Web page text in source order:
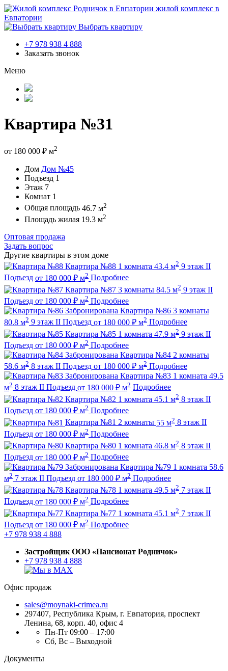
жилой комплекс в
Евпатории
Выбрать квартиру
+7 978 938 4 888
Заказать звонок
Меню
Квартира №31
от 180 000 ₽ м2
Дом Дом №45
Подъезд 1
Этаж 7
Комнат 1
Общая площадь 46.7 м2
Площадь жилая 19.3 м2
Оптовая продажа
Задать вопрос
Другие квартиры в этом доме
Квартира №88 1 комната 43.4 м2 9 этаж II
Подъезд от 180 000 ₽ м2 Подробнее
Квартира №87 3 комнаты 84.5 м2 9 этаж II
Подъезд от 180 000 ₽ м2 Подробнее
Забронирована Квартира №86 3 комнаты
80.8 м2 9 этаж II Подъезд от 180 000 ₽ м2 Подробнее
Квартира №85 1 комната 47.9 м2 9 этаж II
Подъезд от 180 000 ₽ м2 Подробнее
Забронирована Квартира №84 2 комнаты
58.6 м2 8 этаж II Подъезд от 180 000 ₽ м2 Подробнее
Забронирована Квартира №83 1 комната 49.5
м2 8 этаж II Подъезд от 180 000 ₽ м2 Подробнее
Квартира №82 1 комната 45.1 м2 8 этаж II
Подъезд от 180 000 ₽ м2 Подробнее
Квартира №81 2 комнаты 55 м2 8 этаж II
Подъезд от 180 000 ₽ м2 Подробнее
Квартира №80 1 комната 46.8 м2 8 этаж II
Подъезд от 180 000 ₽ м2 Подробнее
Забронирована Квартира №79 1 комната 58.6
м2 7 этаж II Подъезд от 180 000 ₽ м2 Подробнее
Квартира №78 1 комната 49.5 м2 7 этаж II
Подъезд от 180 000 ₽ м2 Подробнее
Квартира №77 1 комната 45.1 м2 7 этаж II
Подъезд от 180 000 ₽ м2 Подробнее
+7 978 938 4 888
Застройщик ООО «Пансионат Родничок»
+7 978 938 4 888
Офис продаж
sales@moynaki-crimea.ru
297407, Республика Крым, г. Евпатория, проспект
Ленина, 68, корп. 40, офис 4
Пн-Пт 09:00 – 17:00
Сб, Вс – Выходной
Документы